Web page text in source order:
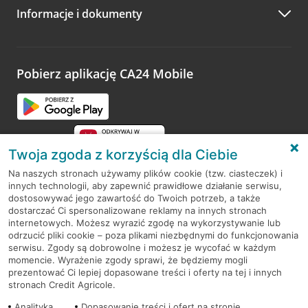
Zachęcamy do podzielenia się z nami opinią o wizycie.
opinie.
Informacje i dokumenty
Pobierz aplikację CA24 Mobile
RODO
Regulamin serwisu
Mapa serwisu
PolitykaCookies
Twoja zgoda z korzyścią dla Ciebie
Na naszych stronach używamy plików cookie (tzw. ciasteczek) i
innych technologii, aby zapewnić prawidłowe działanie serwisu,
dostosowywać jego zawartość do Twoich potrzeb, a także
dostarczać Ci spersonalizowane reklamy na innych stronach
internetowych. Możesz wyrazić zgodę na wykorzystywanie lub
odrzucić pliki cookie – poza plikami niezbędnymi do funkcjonowania
serwisu. Zgody są dobrowolne i możesz je wycofać w każdym
momencie. Wyrażenie zgody sprawi, że będziemy mogli
prezentować Ci lepiej dopasowane treści i oferty na tej i innych
stronach Credit Agricole.